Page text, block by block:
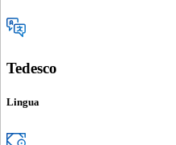
Tedesco
Lingua